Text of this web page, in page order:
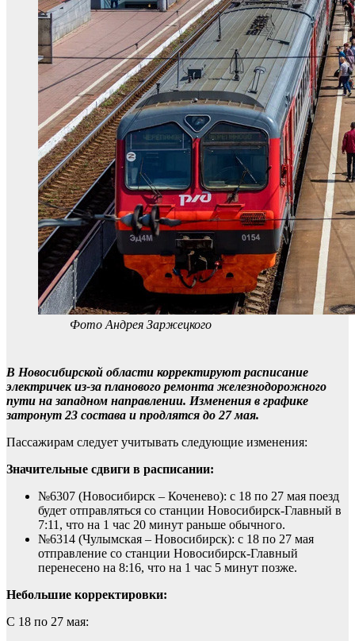
Фото Андрея Заржецкого
В Новосибирской области корректируют расписание
электричек из-за планового ремонта железнодорожного
пути на западном направлении. Изменения в графике
затронут 23 состава и продлятся до 27 мая.
Пассажирам следует учитывать следующие изменения:
Значительные сдвиги в расписании:
№6307 (Новосибирск – Коченево): с 18 по 27 мая поезд
будет отправляться со станции Новосибирск-Главный в
7:11, что на 1 час 20 минут раньше обычного.
№6314 (Чулымская – Новосибирск): с 18 по 27 мая
отправление со станции Новосибирск-Главный
перенесено на 8:16, что на 1 час 5 минут позже.
Небольшие корректировки:
С 18 по 27 мая: